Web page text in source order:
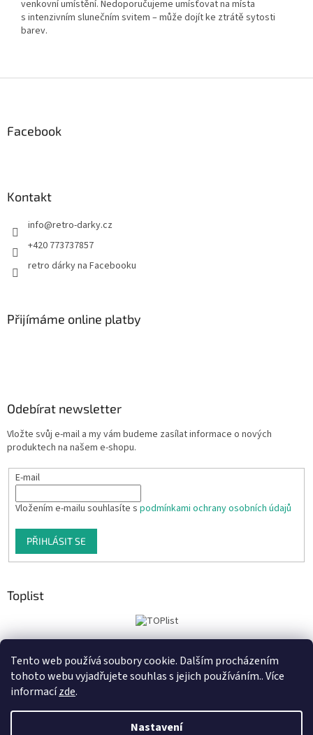
Tento web používá soubory cookie. Dalším procházením
tohoto webu vyjadřujete souhlas s jejich používáním.. Více
informacízde.
Nastavení
venkovní umístění. Nedoporučujeme umísťovat na místa
s intenzivním slunečním svitem – může dojít ke ztrátě sytosti
barev.
Facebook
Kontakt
info@retro-darky.cz
+420 773737857
retro dárky na Facebooku
Přijímáme online platby
Odebírat newsletter
Vložte svůj e-mail a my vám budeme zasílat informace o nových
produktech na našem e-shopu.
E-mail
Vložením e-mailu souhlasíte s podmínkami ochrany osobních údajů
PŘIHLÁSIT SE
Toplist
Tiskoteka.cz Krowki.cz Cedule-Cedulky.cz
Vytvořil Shoptet